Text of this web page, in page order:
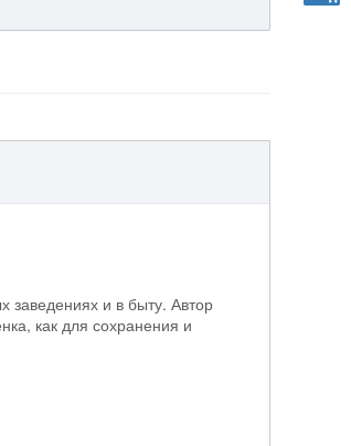
заведениях и в быту. Автор
как для сохранения и